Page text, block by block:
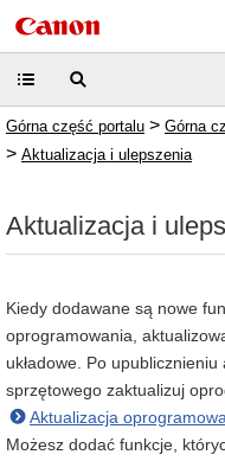
Górna część portalu > Górna
> Aktualizacja i ulepszenia
Aktualizacja i
Kiedy dodawane są nowe
oprogramowania,
układowe. Po
sprzętowego zaktualizuj
Aktualizacja
Możesz dodać funkcje,